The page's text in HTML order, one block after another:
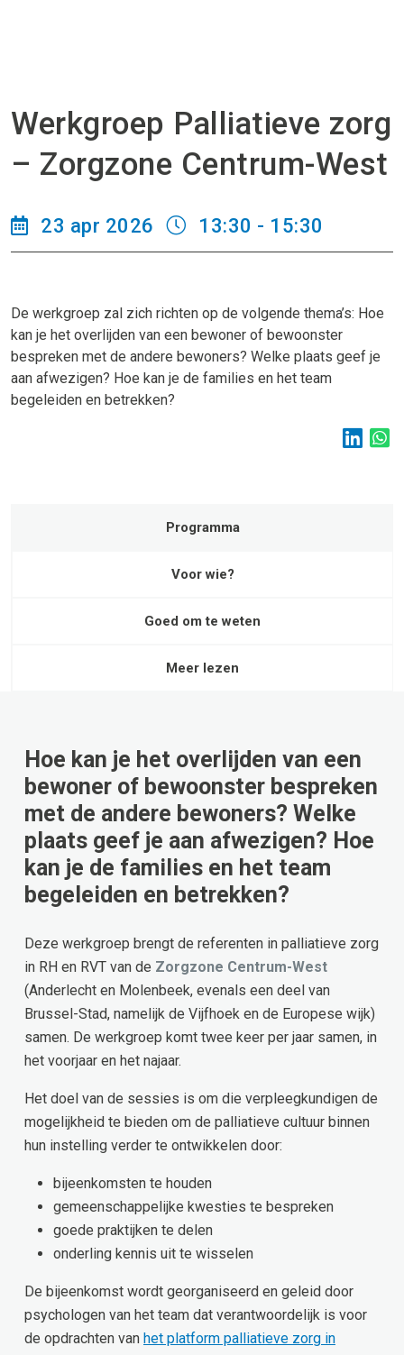
Werkgroep Palliatieve zorg
– Zorgzone Centrum-West
23 apr 2026 13:30 - 15:30
De werkgroep zal zich richten op de volgende thema’s: Hoe
kan je het overlijden van een bewoner of bewoonster
bespreken met de andere bewoners? Welke plaats geef je
aan afwezigen? Hoe kan je de families en het team
begeleiden en betrekken?
Programma
Voor wie?
Goed om te weten
Meer lezen
Hoe kan je het overlijden van een
bewoner of bewoonster bespreken
met de andere bewoners? Welke
plaats geef je aan afwezigen? Hoe
kan je de families en het team
begeleiden en betrekken?
Deze werkgroep brengt de referenten in palliatieve zorg
in RH en RVT van de Zorgzone Centrum-West
(Anderlecht en Molenbeek, evenals een deel van
Brussel-Stad, namelijk de Vijfhoek en de Europese wijk)
samen. De werkgroep komt twee keer per jaar samen, in
het voorjaar en het najaar.
Het doel van de sessies is om die verpleegkundigen de
mogelijkheid te bieden om de palliatieve cultuur binnen
hun instelling verder te ontwikkelen door:
bijeenkomsten te houden
gemeenschappelijke kwesties te bespreken
goede praktijken te delen
onderling kennis uit te wisselen
De bijeenkomst wordt georganiseerd en geleid door
psychologen van het team dat verantwoordelijk is voor
de opdrachten van het platform palliatieve zorg in